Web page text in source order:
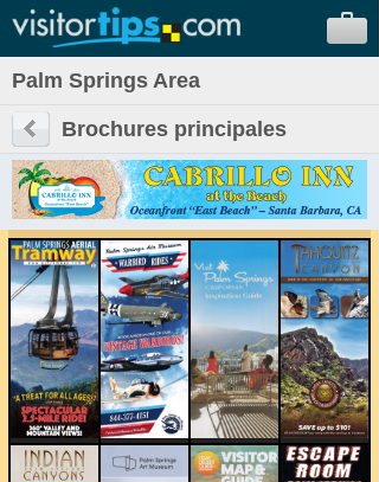
Palm Springs Area
Brochures principales